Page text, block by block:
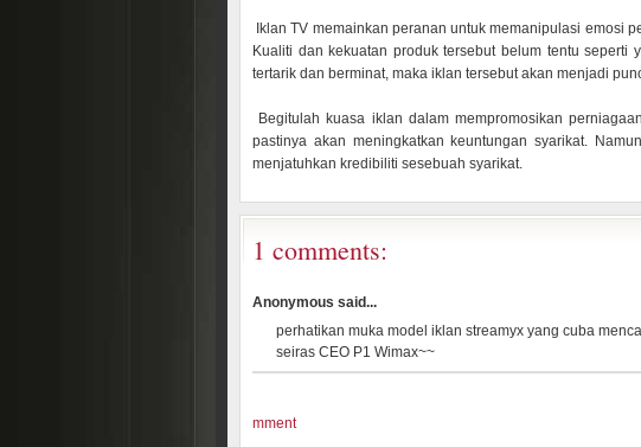
Iklan TV memainkan peranan untuk memanipulasi emosi
Kualiti dan kekuatan produk tersebut belum tentu seperti
tertarik dan berminat, maka iklan tersebut akan menjadi
Begitulah kuasa iklan dalam mempromosikan
pastinya akan meningkatkan keuntungan syarikat.
menjatuhkan kredibiliti sesebuah syarikat.
1 comments:
Anonymous said...
perhatikan muka model iklan streamyx yang cuba
seiras CEO P1 Wimax~~
mment